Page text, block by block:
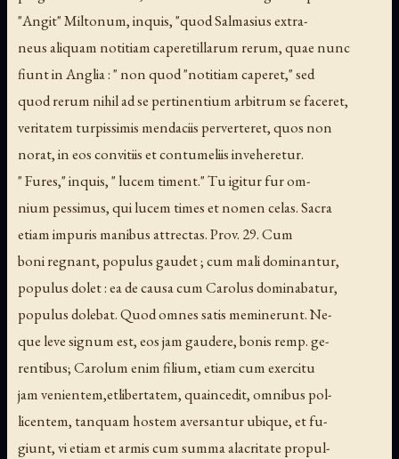
"Angit" Miltonum, inquis, "quod Salmasius extra-
neus aliquam notitiam caperetillarum rerum, quae nunc
fiunt in Anglia : " non quod "notitiam caperet," sed
quod rerum nihil ad se pertinentium arbitrum se faceret,
veritatem turpissimis mendaciis perverteret, quos non
norat, in eos convitiis et contumeliis inveheretur.
" Fures," inquis, " lucem timent." Tu igitur fur om-
nium pessimus, qui lucem times et nomen celas. Sacra
etiam impuris manibus attrectas. Prov. 29. Cum
boni regnant, populus gaudet ; cum mali dominantur,
populus dolet : ea de causa cum Carolus dominabatur,
populus dolebat. Quod omnes satis meminerunt. Ne-
que leve signum est, eos jam gaudere, bonis remp. ge-
rentibus; Carolum enim filium, etiam cum exercitu
jam venientem,etlibertatem, quaincedit, omnibus pol-
licentem, tanquam hostem aversantur ubique, et fu-
giunt, vi etiam et armis cum summa alacritate propul-